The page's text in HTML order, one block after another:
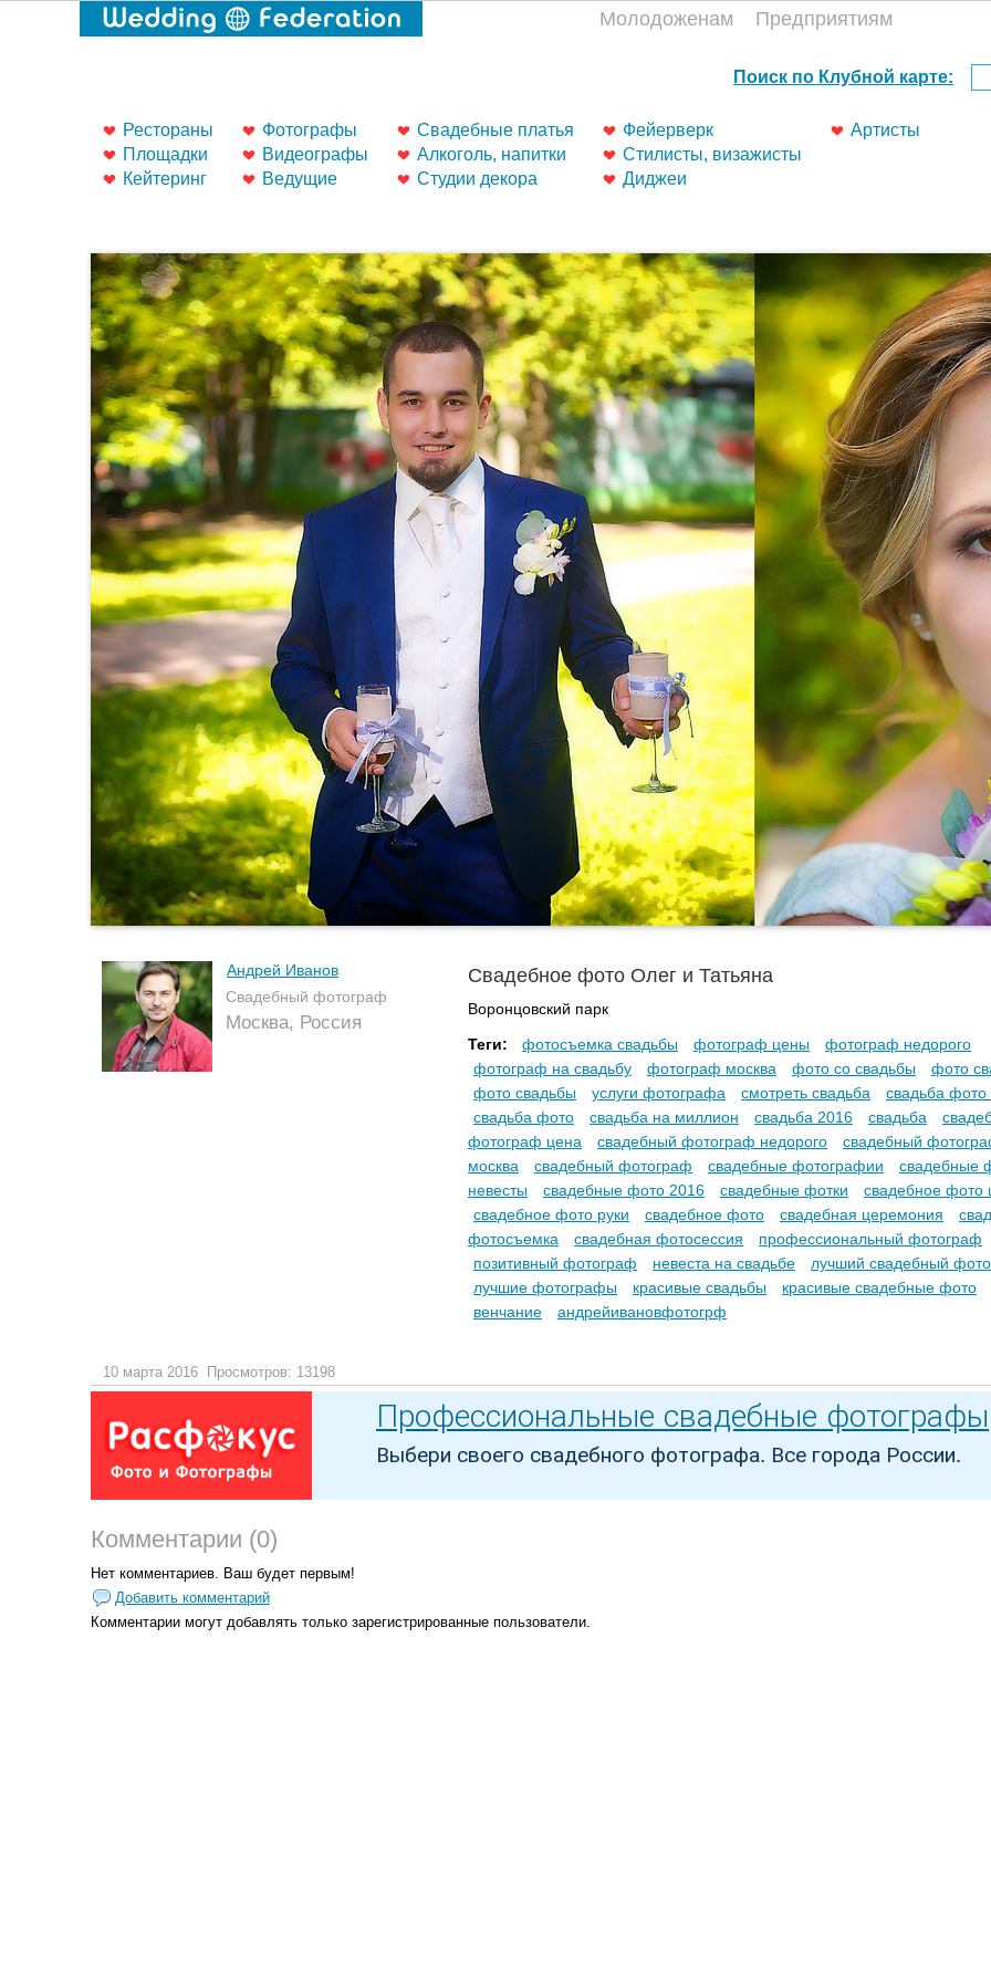
Молодоженам Предприятиям
Рестораны
Площадки
Кейтеринг
Фотографы
Видеографы
Ведущие
Свадебные платья
Алкоголь, напитки
Студии декора
Фейерверк
Стилисты, визажисты
Диджеи
Артисты
Андрей Иванов
Свадебный фотограф
Москва, Россия
Свадебное фото Олег и Татьяна
Воронцовский парк
Теги:
фотосъемка свадьбы фотограф цены
фотограф недорого
фотограф на свадьбу
фотограф москва фото со свадьбы
фото
фото свадьбы
услуги фотографа смотреть свадьба
свадьба фото
свадьба фото
свадьба на миллион свадьба 2016 свадьба
фотограф цена
свадебный фотограф недорого
свадебный
москва
свадебный фотограф свадебные фотографии
свадебные
невесты
свадебные фото 2016 свадебные фотки
свадебное фото
свадебное фото руки
свадебное фото свадебная церемония
фотосъемка
свадебная фотосессия
профессиональный фотограф
позитивный фотограф
невеста на свадьбе
лучший свадебный
лучшие фотографы
красивые свадьбы
красивые свадебные фото
венчание
андрейивановфотогрф
10 марта 2016 Просмотров: 13198
Комментарии (0)
Нет комментариев. Ваш будет первым!
Добавить комментарий
Комментарии могут добавлять только зарегистрированные пользователи.